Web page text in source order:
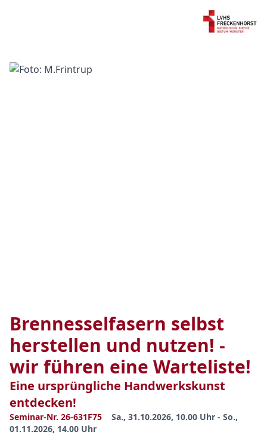
Brennesselfasern selbst
herstellen und nutzen! -
wir führen eine Warteliste!
Eine ursprüngliche Handwerkskunst
entdecken!
Seminar-Nr. 26-631F75
Sa., 31.10.2026, 10.00 Uhr - So.,
01.11.2026, 14.00 Uhr